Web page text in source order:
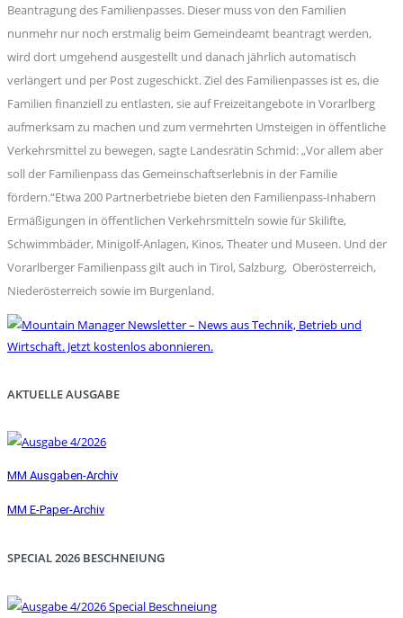
Beantragung des Familienpasses. Dieser muss von den Familien
nunmehr nur noch erstmalig beim Gemeindeamt beantragt werden,
wird dort umgehend ausgestellt und danach jährlich automatisch
verlängert und per Post zugeschickt. Ziel des Familienpasses ist es, die
Familien finanziell zu entlasten, sie auf Freizeitangebote in Vorarlberg
aufmerksam zu machen und zum vermehrten Umsteigen in öffentliche
Verkehrsmittel zu bewegen, sagte Landesrätin Schmid: „Vor allem aber
soll der Familienpass das Gemeinschaftserlebnis in der Familie
fördern.“Etwa 200 Partnerbetriebe bieten den Familienpass-Inhabern
Ermäßigungen in öffentlichen Verkehrsmitteln sowie für Skilifte,
Schwimmbäder, Minigolf-Anlagen, Kinos, Theater und Museen. Und der
Vorarlberger Familienpass gilt auch in Tirol, Salzburg, Oberösterreich,
Niederösterreich sowie im Burgenland.
AKTUELLE AUSGABE
MM Ausgaben-Archiv
MM E-Paper-Archiv
SPECIAL 2026 BESCHNEIUNG